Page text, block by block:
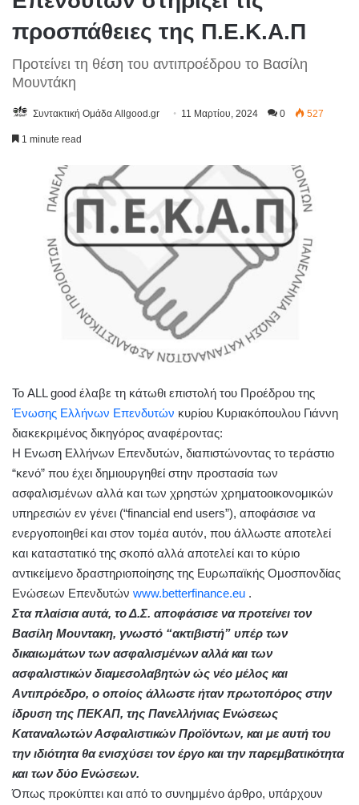
προσπάθειες της Π.Ε.Κ.Α.Π
Προτείνει τη θέση του αντιπροέδρου το Βασίλη
Μουντάκη
Συντακτική Ομάδα Allgood.gr 11 Μαρτίου, 2024 0 527
1 minute read
Το ALL good έλαβε τη κάτωθι επιστολή του Προέδρου της
Ένωσης Ελλήνων Επενδυτών κυρίου Κυριακόπουλου Γιάννη
διακεκριμένος δικηγόρος αναφέροντας:
H Eνωση Ελλήνων Επενδυτών, διαπιστώνοντας το τεράστιο
“κενό” που έχει δημιουργηθεί στην προστασία των
ασφαλισμένων αλλά και των χρηστών χρηματοοικονομικών
υπηρεσιών εν γένει (“financial end users”), αποφάσισε να
ενεργοποιηθεί και στον τομέα αυτόν, που άλλωστε αποτελεί
και καταστατικό της σκοπό αλλά αποτελεί και το κύριο
αντικείμενο δραστηριοποίησης της Ευρωπαϊκής Ομοσπονδίας
Ενώσεων Eπενδυτών www.betterfinance.eu .
Στα πλαίσια αυτά, το Δ.Σ. αποφάσισε να προτείνει τον
Βασίλη Μουντακη, γνωστό “ακτιβιστή” υπέρ των
δικαιωμάτων των ασφαλισμένων αλλά και των
ασφαλιστικών διαμεσολαβητών ώς νέο μέλος και
Αντιπρόεδρο, ο οποίος άλλωστε ήταν πρωτοπόρος στην
ίδρυση της ΠΕΚΑΠ, της Πανελλήνιας Ενώσεως
Καταναλωτών Ασφαλιστικών Προϊόντων, και με αυτή του
την ιδιότητα θα ενισχύσει τον έργο και την παρεμβατικότητα
και των δύο Ενώσεων.
Όπως προκύπτει και από το συνημμένο άρθρο, υπάρχουν